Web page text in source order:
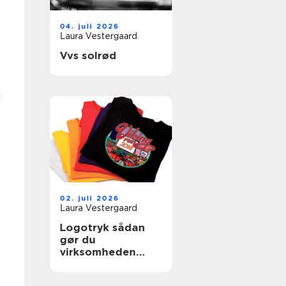
04. juli 2026
Laura Vestergaard
Vvs solrød
02. juli 2026
Laura Vestergaard
Logotryk sådan
gør du
virksomheden